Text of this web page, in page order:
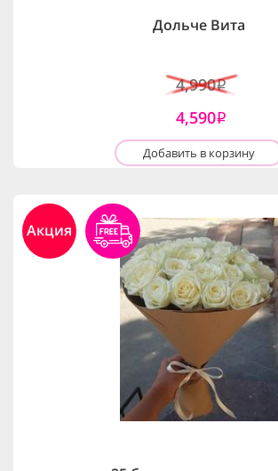
Дольче Вита
4,990i
4,590i
Добавить в корзину
Акция